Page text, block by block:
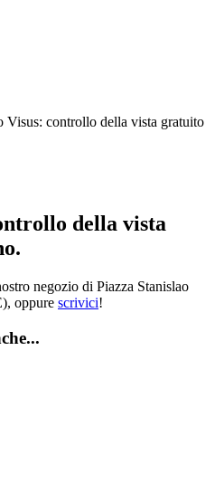
Visus: controllo della vista gratuito
della vista
negozio di Piazza Stanislao
oppure scrivici!